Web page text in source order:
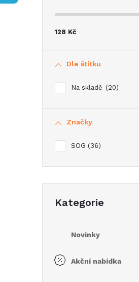
p
128 Kč
Dle štítku
Na skladě 20
Značky
SOG 36
kategorie
Kategorie
Novinky
Akční nabídka